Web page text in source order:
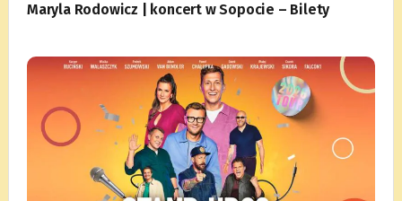
Maryla Rodowicz | koncert w Sopocie – Bilety